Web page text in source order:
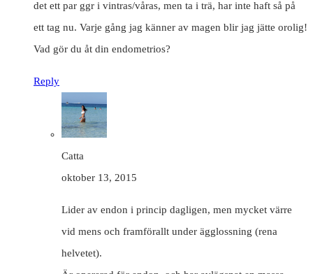
det ett par ggr i vintras/våras, men ta i trä, har inte haft så på
ett tag nu. Varje gång jag känner av magen blir jag jätte orolig!
Vad gör du åt din endometrios?
Reply
Catta
oktober 13, 2015
Lider av endon i princip dagligen, men mycket värre
vid mens och framförallt under ägglossning (rena
helvetet).